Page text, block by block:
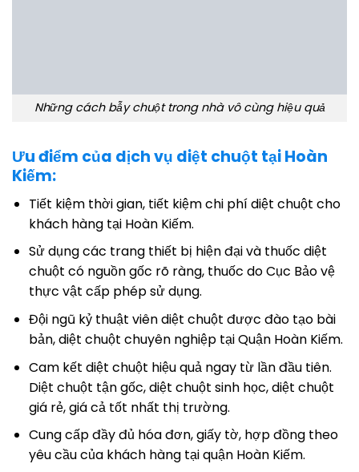
Những cách bẫy chuột trong nhà vô cùng hiệu quả
Ưu điểm của dịch vụ diệt chuột tại Hoàn
Kiếm:
Tiết kiệm thời gian, tiết kiệm chi phí diệt chuột cho
khách hàng tại Hoàn Kiếm.
Sử dụng các trang thiết bị hiện đại và thuốc diệt
chuột có nguồn gốc rõ ràng, thuốc do Cục Bảo vệ
thực vật cấp phép sử dụng.
Đội ngũ kỷ thuật viên diệt chuột được đào tạo bài
bản, diệt chuột chuyên nghiệp tại Quận Hoàn Kiếm.
Cam kết diệt chuột hiệu quả ngay từ lần đầu tiên.
Diệt chuột tận gốc, diệt chuột sinh học, diệt chuột
giá rẻ, giá cả tốt nhất thị trường.
Cung cấp đầy đủ hóa đơn, giấy tờ, hợp đồng theo
yêu cầu của khách hàng tại quận Hoàn Kiếm.